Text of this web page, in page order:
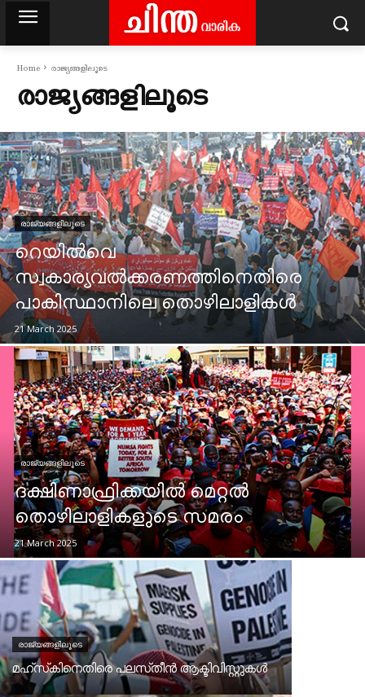
Home രാജ്യങ്ങളിലൂടെ
രാജ്യങ്ങളിലൂടെ
രാജ്യങ്ങളിലൂടെ
റെയിൽവെ
സ്വകാര്യവൽക്കരണത്തിനെതിരെ
പാകിസ്ഥാനിലെ തൊഴിലാളികൾ
21 March 2025
രാജ്യങ്ങളിലൂടെ
ദക്ഷിണാഫ്രിക്കയിൽ മെറ്റൽ
തൊഴിലാളികളുടെ സമരം
21 March 2025
രാജ്യങ്ങളിലൂടെ
മഹ്‌സ്‌കിനെതിരെ പലസ്‌തീൻ ആക്ടിവിസ്റ്റുകൾ